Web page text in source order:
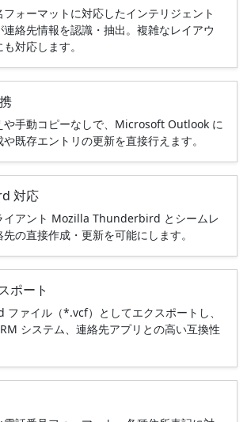
ォーマットに対応したインテリジェント
絡先情報を認識・抽出。複雑なレイアウ
対応します。
や手動コピーなしで、Microsoft Outlook に
既存エントリの更新を直接行えます。
対応
イアント Mozilla Thunderbird とシームレ
の直接作成・更新を可能にします。
ポート
ファイル（*.vcf）としてエクスポートし、
システム、連絡先アプリとの高い互換性